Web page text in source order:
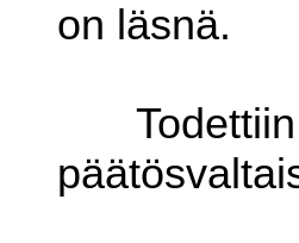
on läsnä.